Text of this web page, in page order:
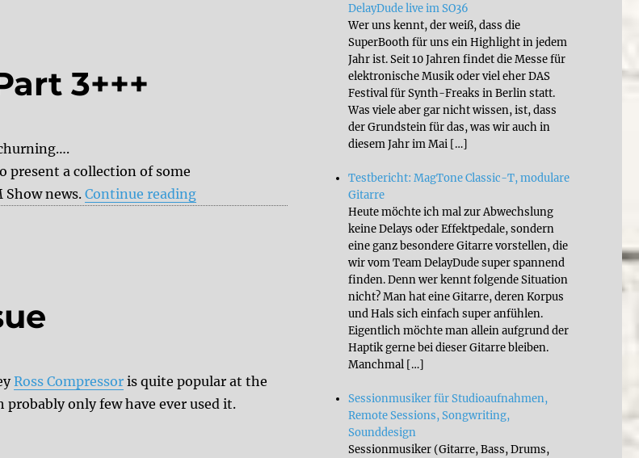
3+++
present a collection of some
Show news.Continue reading“+++ NAMM 2019 News Part 3+++”
Ross Compressor is quite popular at the
only few have ever used it.
DelayDude live im SO36
Wer uns kennt, der weiß, dass die
SuperBooth für uns ein Highlight in jedem
Jahr ist. Seit 10 Jahren findet die Messe für
elektronische Musik oder viel eher DAS
Festival für Synth-Freaks in Berlin statt.
Was viele aber gar nicht wissen, ist, dass
der Grundstein für das, was wir auch in
diesem Jahr im Mai […]
Testbericht: MagTone Classic-T, modulare
Gitarre
Heute möchte ich mal zur Abwechslung
keine Delays oder Effektpedale, sondern
eine ganz besondere Gitarre vorstellen, die
wir vom Team DelayDude super spannend
finden. Denn wer kennt folgende Situation
nicht? Man hat eine Gitarre, deren Korpus
und Hals sich einfach super anfühlen.
Eigentlich möchte man allein aufgrund der
Haptik gerne bei dieser Gitarre bleiben.
Manchmal […]
Sessionmusiker für Studioaufnahmen,
Remote Sessions, Songwriting,
Sounddesign
Sessionmusiker (Gitarre, Bass, Drums,